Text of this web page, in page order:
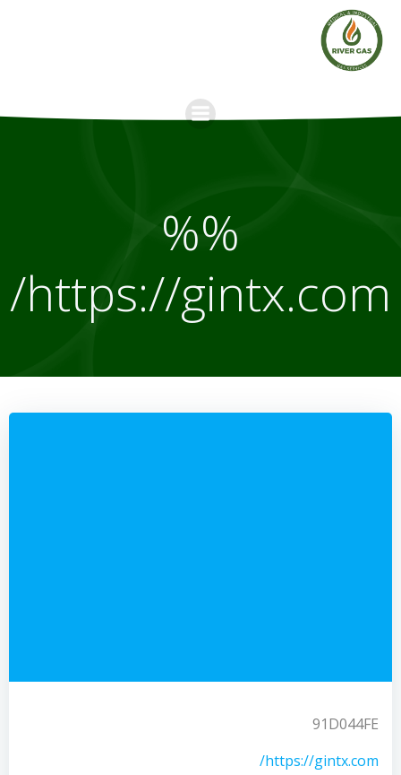
%%
https://gintx.com/
91D044FE
https://gintx.com/